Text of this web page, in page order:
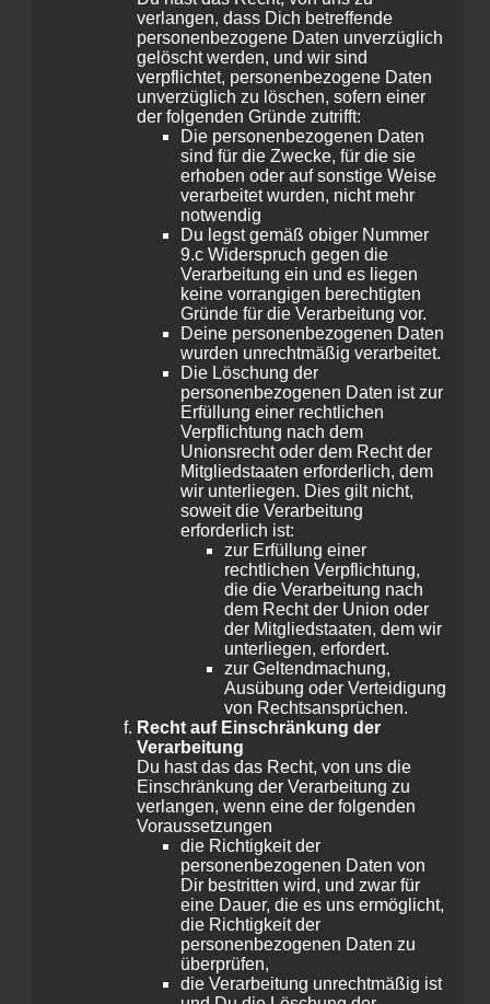
verlangen, dass Dich betreffende
personenbezogene Daten unverzüglich
gelöscht werden, und wir sind
verpflichtet, personenbezogene Daten
unverzüglich zu löschen, sofern einer
der folgenden Gründe zutrifft:
Die personenbezogenen Daten
sind für die Zwecke, für die sie
erhoben oder auf sonstige Weise
verarbeitet wurden, nicht mehr
notwendig
Du legst gemäß obiger Nummer
9.c Widerspruch gegen die
Verarbeitung ein und es liegen
keine vorrangigen berechtigten
Gründe für die Verarbeitung vor.
Deine personenbezogenen Daten
wurden unrechtmäßig verarbeitet.
Die Löschung der
personenbezogenen Daten ist zur
Erfüllung einer rechtlichen
Verpflichtung nach dem
Unionsrecht oder dem Recht der
Mitgliedstaaten erforderlich, dem
wir unterliegen. Dies gilt nicht,
soweit die Verarbeitung
erforderlich ist:
zur Erfüllung einer
rechtlichen Verpflichtung,
die die Verarbeitung nach
dem Recht der Union oder
der Mitgliedstaaten, dem wir
unterliegen, erfordert.
zur Geltendmachung,
Ausübung oder Verteidigung
von Rechtsansprüchen.
Recht auf Einschränkung der
Verarbeitung
Du hast das das Recht, von uns die
Einschränkung der Verarbeitung zu
verlangen, wenn eine der folgenden
Voraussetzungen
die Richtigkeit der
personenbezogenen Daten von
Dir bestritten wird, und zwar für
eine Dauer, die es uns ermöglicht,
die Richtigkeit der
personenbezogenen Daten zu
überprüfen,
die Verarbeitung unrechtmäßig ist